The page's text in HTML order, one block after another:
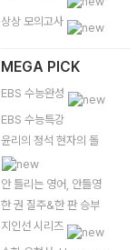
상상 모의고사
MEGA PICK
EBS 수능완성
EBS 수능특강
윤리의 정석 현자의 돌
안 틀리는 영어, 안틀영
한 권 질주&한 판 승부
지인선 시리즈